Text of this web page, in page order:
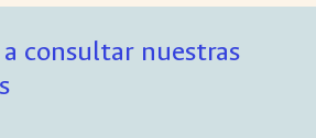
consultar nuestras